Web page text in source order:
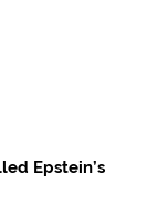
Epstein’s